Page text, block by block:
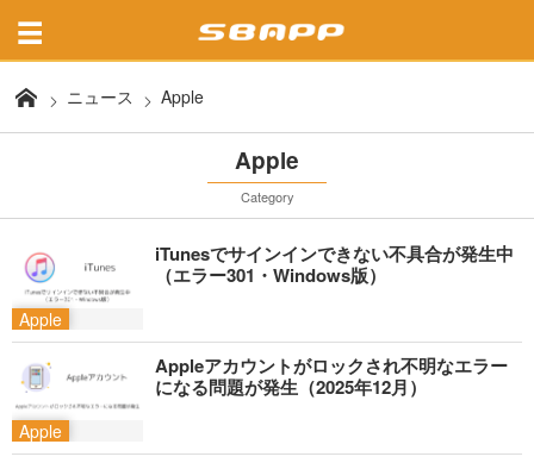
ニュース Apple
Apple
Category
Apple
iTunesでサインインできない不具合が発生中
（エラー301・Windows版）
Apple
Appleアカウントがロックされ不明なエラー
になる問題が発生（2025年12月）